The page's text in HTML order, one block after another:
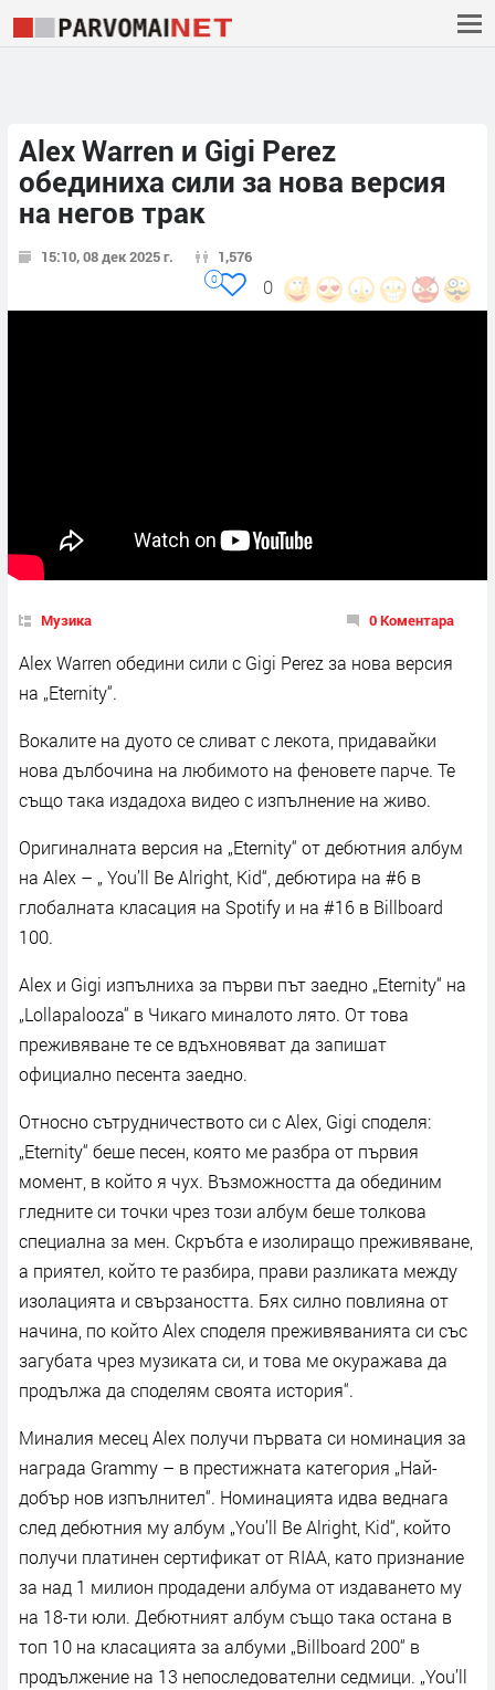
Alex Warren и Gigi Perez
обединиха сили за нова версия
на негов трак
15:10, 08 дек 2025 г. 1,576
0
0
Музика 0 Коментара
Alex Warren обедини сили с Gigi Perez за нова версия
на „Eternity“.
Вокалите на дуото се сливат с лекота, придавайки
нова дълбочина на любимото на феновете парче. Те
също така издадоха видео с изпълнение на живо.
Оригиналната версия на „Eternity“ от дебютния албум
на Alex – „ You’ll Be Alright, Kid“, дебютира на #6 в
глобалната класация на Spotify и на #16 в Billboard
100.
Alex и Gigi изпълниха за първи път заедно „Eternity“ на
„Lollapalooza“ в Чикаго миналото лято. От това
преживяване те се вдъхновяват да запишат
официално песента заедно.
Относно сътрудничеството си с Alex, Gigi споделя:
„Eternity“ беше песен, която ме разбра от първия
момент, в който я чух. Възможността да обединим
гледните си точки чрез този албум беше толкова
специална за мен. Скръбта е изолиращо преживяване,
а приятел, който те разбира, прави разликата между
изолацията и свързаността. Бях силно повлияна от
начина, по който Alex споделя преживяванията си със
загубата чрез музиката си, и това ме окуражава да
продължа да споделям своята история“.
Миналия месец Alex получи първата си номинация за
награда Grammy – в престижната категория „Най-
добър нов изпълнител“. Номинацията идва веднага
след дебютния му албум „You’ll Be Alright, Kid“, който
получи платинен сертификат от RIAA, като признание
за над 1 милион продадени албума от издаването му
на 18-ти юли. Дебютният албум също така остана в
топ 10 на класацията за албуми „Billboard 200“ в
продължение на 13 непоследователни седмици. „You’ll